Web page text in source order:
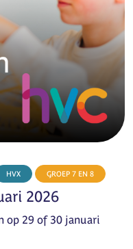
HVX GROEP 7 EN 8
2026
op 29 of 30 januari